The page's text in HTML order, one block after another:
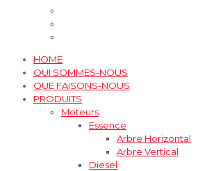
HOME
QUI SOMMES-NOUS
QUE FAISONS-NOUS
PRODUITS
Moteurs
Essence
Arbre Horizontal
Arbre Vertical
Diesel